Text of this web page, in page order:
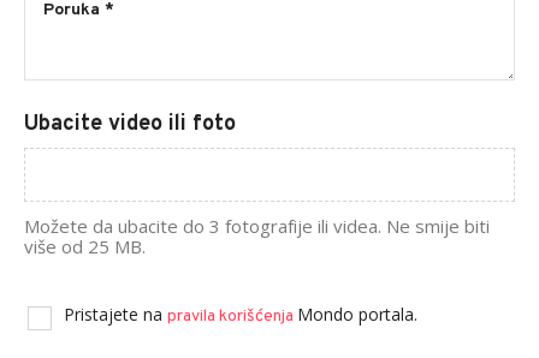
Ubacite video ili foto
Možete da ubacite do 3 fotografije ili videa. Ne smije biti
više od 25 MB.
Pristajete na pravila korišćenja Mondo portala.